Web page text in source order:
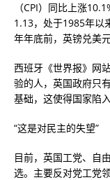
（CPI）同比上涨
1.13，处于1985年以
年年底前，英镑兑美
西班牙《世界报》网
验的人，英国政府只
基础，这使得国家陷
“这是对民主的失望”
目前，英国工党、自
选。主要反对党工党